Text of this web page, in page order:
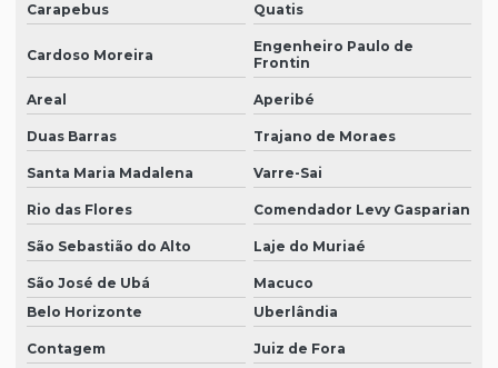
Carapebus Quatis
Cardoso Moreira
Engenheiro Paulo de
Frontin
Areal Aperibé
Duas Barras Trajano de Moraes
Santa Maria Madalena Varre-Sai
Rio das Flores Comendador Levy Gasparian
São Sebastião do Alto Laje do Muriaé
São José de Ubá
Macuco
Belo Horizonte
Uberlândia
Contagem Juiz de Fora